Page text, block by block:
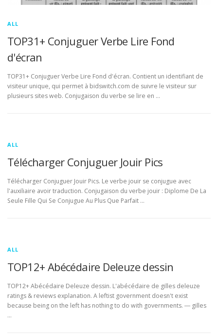
ALL
TOP31+ Conjuguer Verbe Lire Fond
d'écran
TOP31+ Conjuguer Verbe Lire Fond d'écran. Contient un identifiant de
visiteur unique, qui permet à bidswitch.com de suivre le visiteur sur
plusieurs sites web. Conjugaison du verbe se lire en …
ALL
Télécharger Conjuguer Jouir Pics
Télécharger Conjuguer Jouir Pics. Le verbe jouir se conjugue avec
l'auxiliaire avoir traduction. Conjugaison du verbe jouir : Diplome De La
Seule Fille Qui Se Conjugue Au Plus Que Parfait …
ALL
TOP12+ Abécédaire Deleuze dessin
TOP12+ Abécédaire Deleuze dessin. L'abécédaire de gilles deleuze
ratings & reviews explanation. A leftist government doesn't exist
because being on the left has nothing to do with governments. ― gilles
…